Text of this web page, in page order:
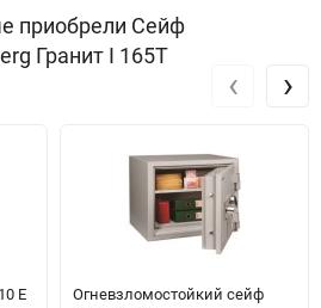
220 33 01
приобрели Сейф
Гранит I 165T
E
Огневзломостойкий сейф
‹ ›